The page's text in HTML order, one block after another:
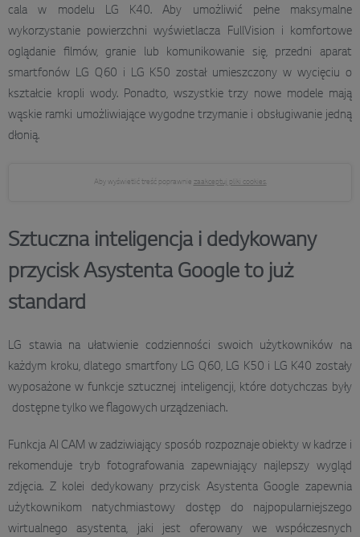
cala w modelu LG K40. Aby umożliwić pełne maksymalne
wykorzystanie powierzchni wyświetlacza FullVision i komfortowe
oglądanie filmów, granie lub komunikowanie się, przedni aparat
smartfonów LG Q60 i LG K50 został umieszczony w wycięciu o
kształcie kropli wody. Ponadto, wszystkie trzy nowe modele mają
wąskie ramki umożliwiające wygodne trzymanie i obsługiwanie jedną
dłonią.
Aby wyświetlić treść poprawnie zaakceptuj pliki cookies.
Sztuczna inteligencja i dedykowany
przycisk Asystenta Google to już
standard
LG stawia na ułatwienie codzienności swoich użytkowników na
każdym kroku, dlatego smartfony LG Q60, LG K50 i LG K40 zostały
wyposażone w funkcje sztucznej inteligencji, które dotychczas były
dostępne tylko we flagowych urządzeniach.
Funkcja AI CAM w zadziwiający sposób rozpoznaje obiekty w kadrze i
rekomenduje tryb fotografowania zapewniający najlepszy wygląd
zdjęcia. Z kolei dedykowany przycisk Asystenta Google zapewnia
użytkownikom natychmiastowy dostęp do najpopularniejszego
wirtualnego asystenta, jaki jest oferowany we współczesnych